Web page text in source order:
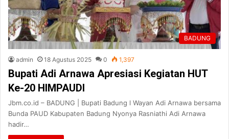
BADUNG
admin 18 Agustus 2025 0 1,397
Bupati Adi Arnawa Apresiasi Kegiatan HUT
Ke-20 HIMPAUDI
Jbm.co.id – BADUNG | Bupati Badung l Wayan Adi Arnawa bersama
Bunda PAUD Kabupaten Badung Nyonya Rasniathi Adi Arnawa
hadir…